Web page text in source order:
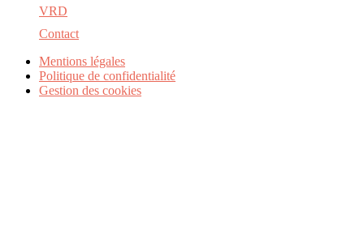
VRD
Contact
Mentions légales
Politique de confidentialité
Gestion des cookies